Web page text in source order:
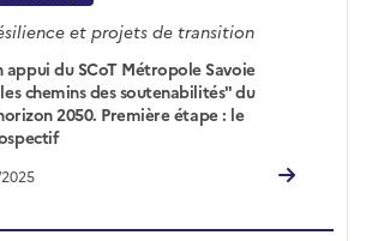
et projets de transition
appui du SCoT Métropole Savoie
chemins des soutenabilités" du
2050. Première étape : le